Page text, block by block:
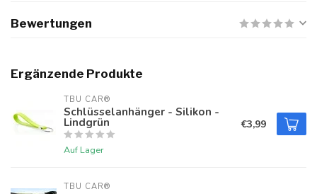
Bewertungen
Ergänzende Produkte
TBU CAR®
Schlüsselanhänger - Silikon -
Lindgrün
Auf Lager
€3,99
TBU CAR®